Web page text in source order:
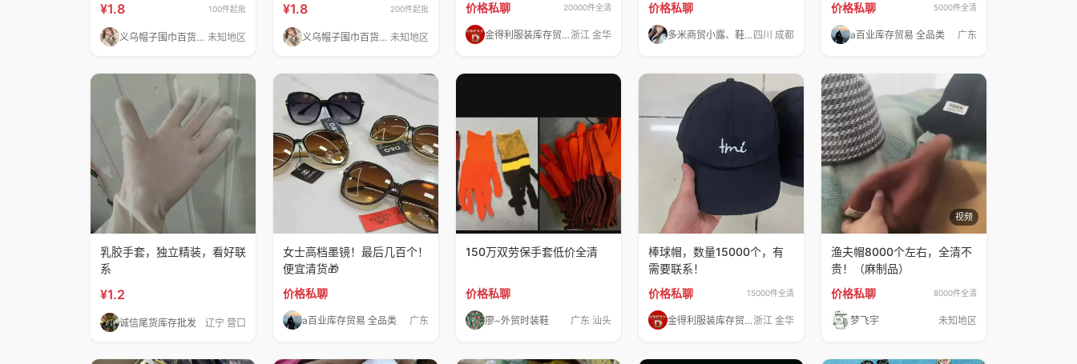
¥1.8 100件起批
义乌帽子围巾百货批发 未知地区
¥1.8 200件起批
义乌帽子围巾百货批发 未知地区
价格私聊
20000件全清
金得利服装库存贸易全球供应链浙江 金华
价格私聊
多米商贸小露、鞋服百货批发 四川 成都
价格私聊 5000件全清
a百业库存贸易 全品类 广东
乳胶手套，独立精装，看好联
系
¥1.2
诚信尾货库存批发 辽宁 营口
女士高档墨镜！最后几百个！
便宜清货🎁
价格私聊
a百业库存贸易 全品类 广东
150万双劳保手套低价全清
价格私聊
廖~外贸时装鞋 广东 汕头
棒球帽，数量15000个，有
需要联系！
价格私聊
15000件全清
金得利服装库存贸易全球供应链浙江 金华
视频
渔夫帽8000个左右，全清不
贵！（麻制品）
价格私聊
8000件全清
梦飞宇 未知地区